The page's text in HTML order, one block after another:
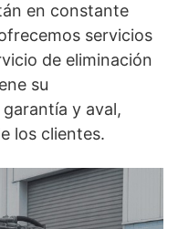
en constante
servicios
de eliminación
su
y aval,
los clientes.